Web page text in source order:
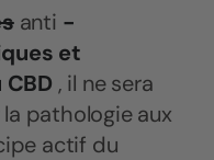
anti -
et
CBD , il ne sera
pathologie aux
actif du